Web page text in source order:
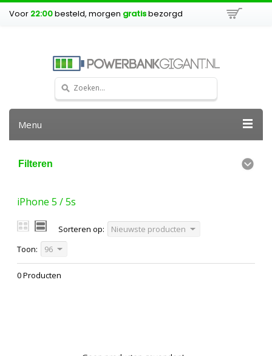
Voor 22:00besteld, morgen gratisbezorgd
Menu
Filteren
iPhone 5 / 5s
Sorteren op:
Nieuwste producten
Toon:
96
0 Producten